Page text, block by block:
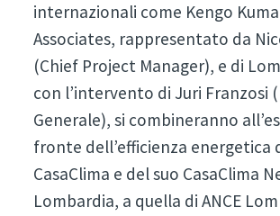
internazionali come Kengo
Associates, rappresentato da
(Chief Project Manager), e di
con l’intervento di Juri Franzosi
Generale), si combineranno
fronte dell’efficienza energetica
CasaClima e del suo CasaClima
Lombardia, a quella di ANCE